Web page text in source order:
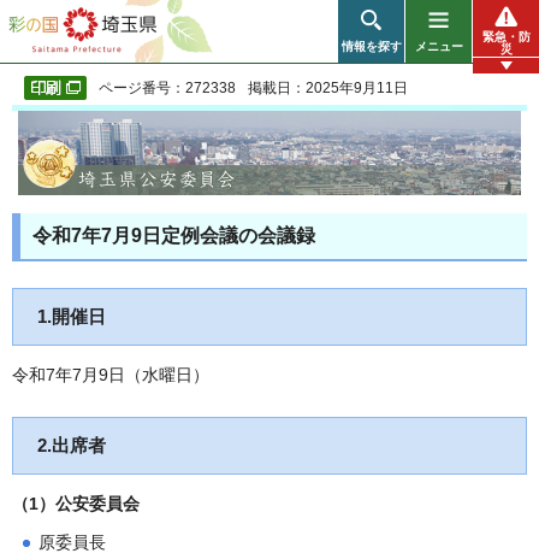
彩の国 埼玉県
情報を探す メニュー
緊急・防
災
ページ番号：272338 掲載日：2025年9月11日
令和7年7月9日定例会議の会議録
1.開催日
令和7年7月9日（水曜日）
2.出席者
（1）公安委員会
原委員長